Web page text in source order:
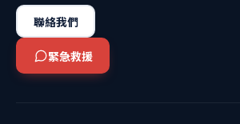
聯絡我們
緊急救援